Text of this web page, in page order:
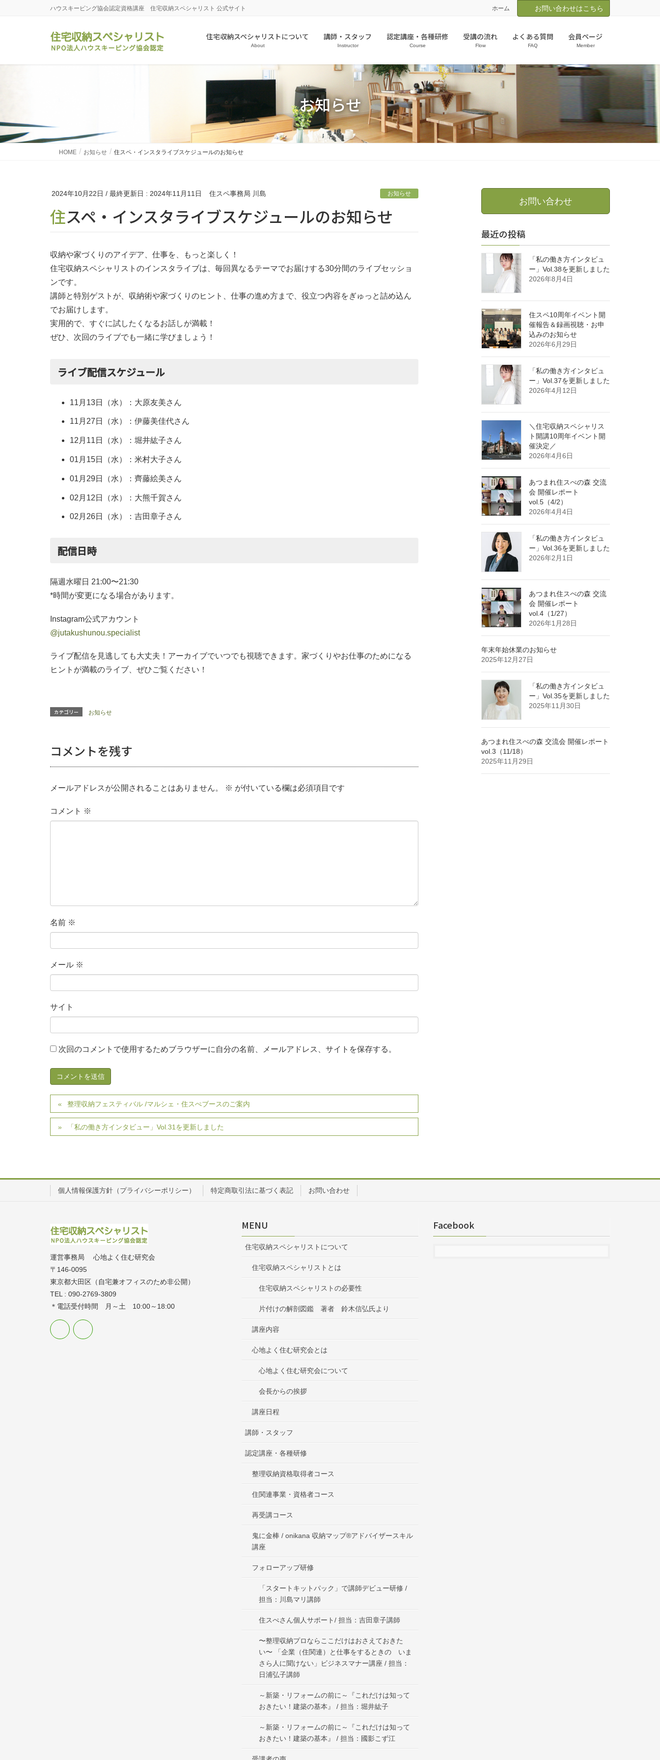
ハウスキーピング協会認定資格講座 住宅収納スペシャリスト 公式サイト ホーム お問い合わせはこちら
住宅収納スペシャリストについて
About
講師・スタッフ
Instructor
認定講座・各種研修
Course
受講の流れ
Flow
よくある質問
FAQ
会員ページ
Member
お知らせ
HOME お知らせ 住スペ・インスタライブスケジュールのお知らせ
2024年10月22日 / 最終更新日 : 2024年11月11日 住スペ事務局 川島 お知らせ
住スペ・インスタライブスケジュールのお知らせ
収納や家づくりのアイデア、仕事を、もっと楽しく！
住宅収納スペシャリストのインスタライブは、毎回異なるテーマでお届けする30分間のライブセッショ
ンです。
講師と特別ゲストが、収納術や家づくりのヒント、仕事の進め方まで、役立つ内容をぎゅっと詰め込ん
でお届けします。
実用的で、すぐに試したくなるお話しが満載！
ぜひ、次回のライブでも一緒に学びましょう！
ライブ配信スケジュール
11月13日（水）：大原友美さん
11月27日（水）：伊藤美佳代さん
12月11日（水）：堀井紘子さん
01月15日（水）：米村大子さん
01月29日（水）：齊藤絵美さん
02月12日（水）：大熊千賀さん
02月26日（水）：吉田章子さん
配信日時
隔週水曜日 21:00〜21:30
*時間が変更になる場合があります。
Instagram公式アカウント
@jutakushunou.specialist
ライブ配信を見逃しても大丈夫！アーカイブでいつでも視聴できます。家づくりやお仕事のためになる
ヒントが満載のライブ、ぜひご覧ください！
カテゴリー お知らせ
コメントを残す
メールアドレスが公開されることはありません。 ※ が付いている欄は必須項目です
コメント ※
名前 ※
メール ※
サイト
次回のコメントで使用するためブラウザーに自分の名前、メールアドレス、サイトを保存する。
整理収納フェスティバル /マルシェ・住スぺブースのご案内
「私の働き方インタビュー」Vol.31を更新しました
お問い合わせ
最近の投稿
「私の働き方インタビュ
ー」Vol.38を更新しました
2026年8月4日
住スペ10周年イベント開
催報告＆録画視聴・お申
込みのお知らせ
2026年6月29日
「私の働き方インタビュ
ー」Vol.37を更新しました
2026年4月12日
＼住宅収納スペシャリス
ト開講10周年イベント開
催決定／
2026年4月6日
あつまれ住スぺの森 交流
会 開催レポート
vol.5（4/2）
2026年4月4日
「私の働き方インタビュ
ー」Vol.36を更新しました
2026年2月1日
あつまれ住スぺの森 交流
会 開催レポート
vol.4（1/27）
2026年1月28日
年末年始休業のお知らせ
2025年12月27日
「私の働き方インタビュ
ー」Vol.35を更新しました
2025年11月30日
あつまれ住スぺの森 交流会 開催レポート
vol.3（11/18）
2025年11月29日
個人情報保護方針（プライバシーポリシー） 特定商取引法に基づく表記 お問い合わせ
運営事務局 心地よく住む研究会
〒146-0095
東京都大田区（自宅兼オフィスのため非公開）
TEL : 090-2769-3809
＊電話受付時間 月～土 10:00～18:00
MENU
住宅収納スペシャリストについて
住宅収納スペシャリストとは
住宅収納スペシャリストの必要性
片付けの解剖図鑑 著者 鈴木信弘氏より
講座内容
心地よく住む研究会とは
心地よく住む研究会について
会長からの挨拶
講座日程
講師・スタッフ
認定講座・各種研修
整理収納資格取得者コース
住関連事業・資格者コース
再受講コース
鬼に金棒 / onikana 収納マップ®アドバイザースキル
講座
フォローアップ研修
「スタートキットパック」で講師デビュー研修 /
担当：川島マリ講師
住スぺさん個人サポート/ 担当：吉田章子講師
〜整理収納プロならここだけはおさえておきた
い〜 「企業（住関連）と仕事をするときの いま
さら人に聞けない」ビジネスマナー講座 / 担当：
日浦弘子講師
～新築・リフォームの前に～『これだけは知って
おきたい！建築の基本』 / 担当：堀井紘子
～新築・リフォームの前に～『これだけは知って
おきたい！建築の基本』 / 担当：國影こず江
Facebook